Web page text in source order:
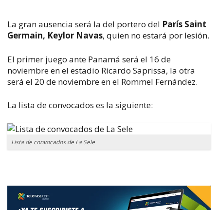
La gran ausencia será la del portero del París Saint
Germain, Keylor Navas, quien no estará por lesión.
El primer juego ante Panamá será el 16 de
noviembre en el estadio Ricardo Saprissa, la otra
será el 20 de noviembre en el Rommel Fernández.
La lista de convocados es la siguiente:
Lista de convocados de La Sele